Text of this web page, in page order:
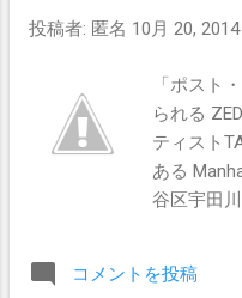
投稿者: 匿名 10月 20, 2014
「ポスト
られる
ティスト
ある
谷区宇田
展
コメントを投稿